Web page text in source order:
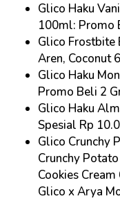
Glico Haku
100ml: Promo
Glico Frostbite
Aren, Coconut
Glico Haku
Promo Beli 2
Glico Haku
Spesial Rp
Glico Crunchy
Crunchy
Cookies
Glico x Arya